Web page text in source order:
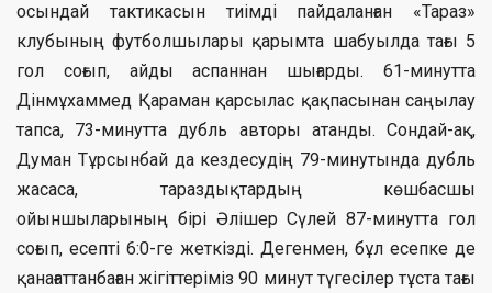
осындай тактикасын тиімді пайдаланған «Тараз»
клубының футболшылары қарымта шабуылда тағы 5
гол соғып, айды аспаннан шығарды. 61-минутта
Дінмұхаммед Қараман қарсылас қақпасынан саңылау
тапса, 73-минутта дубль авторы атанды. Сондай-ақ,
Думан Тұрсынбай да кездесудің 79-минутында дубль
жасаса, тараздықтардың көшбасшы
ойыншыларының бірі Әлішер Сүлей 87-минутта гол
соғып, есепті 6:0-ге жеткізді. Дегенмен, бұл есепке де
қанағаттанбаған жігіттеріміз 90 минут түгесілер тұста тағы